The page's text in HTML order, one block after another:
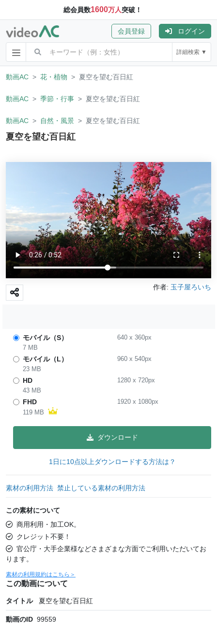
総会員数1600万人突破！
会員登録 ログイン
詳細検索 ▼
動画AC 花・植物 夏空を望む百日紅
動画AC 季節・行事 夏空を望む百日紅
動画AC 自然・風景 夏空を望む百日紅
夏空を望む百日紅
作者: 玉子屋ろいち
モバイル（S） 640x 360px
7 MB
モバイル（L） 960x 540px
23 MB
HD 1280x 720px
43 MB
FHD 1920x 1080px
119 MB
ダウンロード
1日に10点以上ダウンロードする方法は？
素材の利用方法 禁止している素材の利用方法
この素材について
商用利用・加工OK。
クレジット不要！
官公庁・大手企業様などさまざまな方面でご利用いただいてお
ります。
素材の利用規約はこちら＞
この動画について
タイトル 夏空を望む百日紅
動画のID 99559